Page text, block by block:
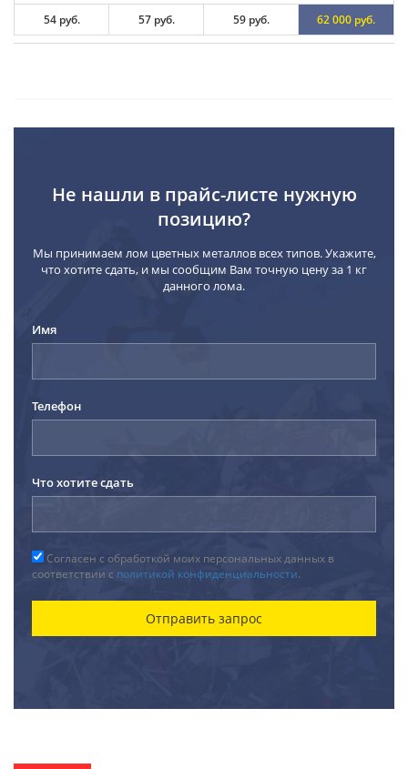
54 руб. 57 руб. 59 руб. 62 000 руб.
Не нашли в прайс-листе нужную
позицию?
Мы принимаем лом цветных металлов всех типов. Укажите,
что хотите сдать, и мы сообщим Вам точную цену за 1 кг
данного лома.
Имя
Телефон
Что хотите сдать
Согласен с обработкой моих персональных данных в
соответствии с политикой конфиденциальности.